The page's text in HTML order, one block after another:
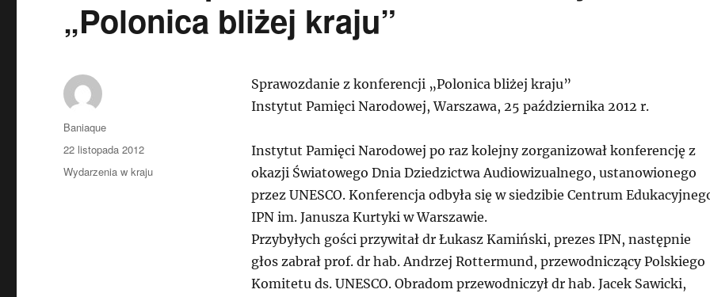
„Polonica bliżej kraju”
Sprawozdanie z konferencji „Polonica bliżej kraju”
Instytut Pamięci Narodowej, Warszawa, 25 października 2012 r.
Instytut Pamięci Narodowej po raz kolejny zorganizował konferencję z
okazji Światowego Dnia Dziedzictwa Audiowizualnego, ustanowionego
przez UNESCO. Konferencja odbyła się w siedzibie Centrum
IPN im. Janusza Kurtyki w Warszawie.
Przybyłych gości przywitał dr Łukasz Kamiński, prezes IPN, następnie
głos zabrał prof. dr hab. Andrzej Rottermund, przewodniczący Polskiego
Komitetu ds. UNESCO. Obradom przewodniczył dr hab. Jacek Sawicki,
Autor
Baniaque
Data
publikacji
22 listopada 2012
Kategorie
Wydarzenia w kraju